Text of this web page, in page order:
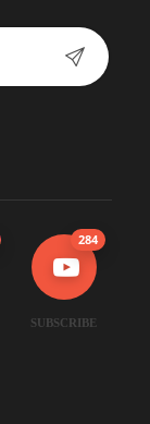
284
SUBSCRIBE